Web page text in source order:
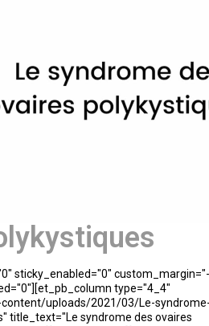
sticky_enabled="0" custom_margin="-
type="4_4"
content/uploads/2021/03/Le-
title_text="Le syndrome des ovaires